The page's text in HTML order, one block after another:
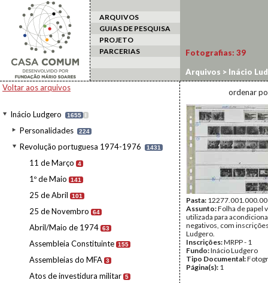
ARQUIVOS
GUIAS DE PESQUISA
PROJETO
PARCERIAS
Voltar aos arquivos
Inácio Ludgero 1655 I
Personalidades 224
Revolução portuguesa 1974-1976 1431
11 de Março 4
1º de Maio 141
25 de Abril 101
25 de Novembro 64
Abril/Maio de 1974 63
Assembleia Constituinte 155
Assembleias do MFA 3
Atos de investidura militar 5
Fotografias: 39
Arquivos > Inácio
ordenar
Pasta:
Assunto:Folha de papel
utilizada para
negativos, com
Ludgero.
Inscrições:MRPP - 1
Fundo:Inácio Ludgero
Tipo Documental:
Página(s): 1